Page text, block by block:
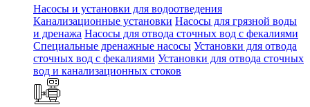
Насосы и установки для водоотведения
Канализационные установки Насосы для грязной воды
и дренажа Насосы для отвода сточных вод c фекалиями
Специальные дренажные насосы Установки для отвода
сточных вод c фекалиями Установки для отвода сточных
вод и канализационных стоков